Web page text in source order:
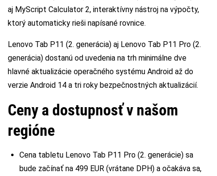
aj MyScript Calculator 2, interaktívny nástroj na výpočty,
ktorý automaticky rieši napísané rovnice.
Lenovo Tab P11 (2. generácia) aj Lenovo Tab P11 Pro (2.
generácia) dostanú od uvedenia na trh minimálne dve
hlavné aktualizácie operačného systému Android až do
verzie Android 14 a tri roky bezpečnostných aktualizácií.
Ceny a dostupnosť v našom
regióne
Cena tabletu Lenovo Tab P11 Pro (2. generácie) sa
bude začínať na 499 EUR (vrátane DPH) a očakáva sa,